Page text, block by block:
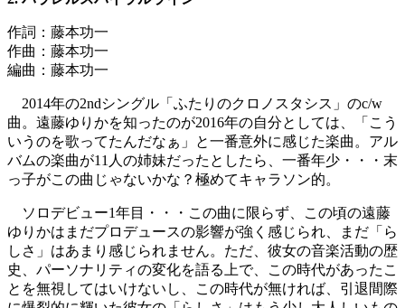
作詞：藤本功一
作曲：藤本功一
編曲：藤本功一
2014年の2ndシングル「ふたりのクロノスタシス」のc/w
曲。遠藤ゆりかを知ったのが2016年の自分としては、「こう
いうのを歌ってたんだなぁ」と一番意外に感じた楽曲。アル
バムの楽曲が11人の姉妹だったとしたら、一番年少・・・末
っ子がこの曲じゃないかな？極めてキャラソン的。
ソロデビュー1年目・・・この曲に限らず、この頃の遠藤
ゆりかはまだプロデュースの影響が強く感じられ、まだ「ら
しさ」はあまり感じられません。ただ、彼女の音楽活動の歴
史、パーソナリティの変化を語る上で、この時代があったこ
とを無視してはいけないし、この時代が無ければ、引退間際